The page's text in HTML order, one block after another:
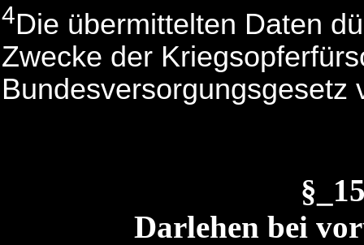
4Die übermittelten Daten
Zwecke der
Bundesversorgungsgesetz
Darlehen bei